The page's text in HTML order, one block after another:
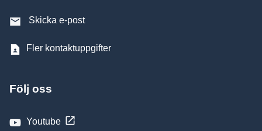
Skicka e-post
Fler kontaktuppgifter
Följ oss
Youtube